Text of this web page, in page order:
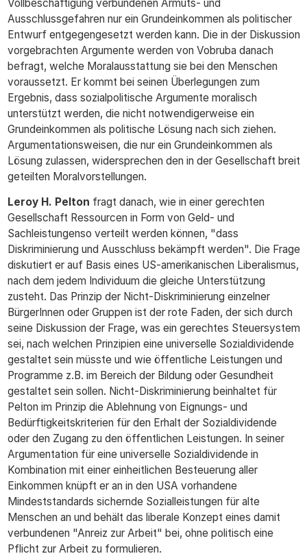
Vollbeschäftigung verbundenen Armuts- und
Ausschlussgefahren nur ein Grundeinkommen als politischer
Entwurf entgegengesetzt werden kann. Die in der Diskussion
vorgebrachten Argumente werden von Vobruba danach
befragt, welche Moralausstattung sie bei den Menschen
voraussetzt. Er kommt bei seinen Überlegungen zum
Ergebnis, dass sozialpolitische Argumente moralisch
unterstützt werden, die nicht notwendigerweise ein
Grundeinkommen als politische Lösung nach sich ziehen.
Argumentationsweisen, die nur ein Grundeinkommen als
Lösung zulassen, widersprechen den in der Gesellschaft breit
geteilten Moralvorstellungen.
Leroy H. Pelton fragt danach, wie in einer gerechten
Gesellschaft Ressourcen in Form von Geld- und
Sachleistungenso verteilt werden können, "dass
Diskriminierung und Ausschluss bekämpft werden". Die Frage
diskutiert er auf Basis eines US-amerikanischen Liberalismus,
nach dem jedem Individuum die gleiche Unterstützung
zusteht. Das Prinzip der Nicht-Diskriminierung einzelner
BürgerInnen oder Gruppen ist der rote Faden, der sich durch
seine Diskussion der Frage, was ein gerechtes Steuersystem
sei, nach welchen Prinzipien eine universelle Sozialdividende
gestaltet sein müsste und wie öffentliche Leistungen und
Programme z.B. im Bereich der Bildung oder Gesundheit
gestaltet sein sollen. Nicht-Diskriminierung beinhaltet für
Pelton im Prinzip die Ablehnung von Eignungs- und
Bedürftigkeitskriterien für den Erhalt der Sozialdividende
oder den Zugang zu den öffentlichen Leistungen. In seiner
Argumentation für eine universelle Sozialdividende in
Kombination mit einer einheitlichen Besteuerung aller
Einkommen knüpft er an in den USA vorhandene
Mindeststandards sichernde Sozialleistungen für alte
Menschen an und behält das liberale Konzept eines damit
verbundenen "Anreiz zur Arbeit" bei, ohne politisch eine
Pflicht zur Arbeit zu formulieren.